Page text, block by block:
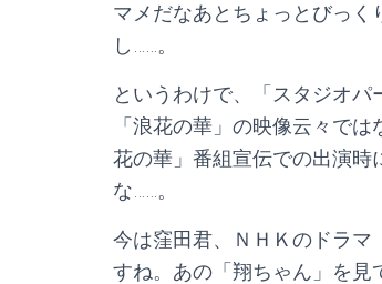
マメだなあとちょっとびっ
し……。
というわけで、「スタジオパ
「浪花の華」の映像云々で
花の華」番組宣伝での出演時
な……。
今は窪田君、ＮＨＫのドラ
すね。あの「翔ちゃん」を見